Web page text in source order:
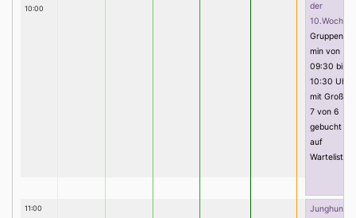
der
10.Woche
Gruppenter
min von
09:30 bis
10:30 Uhr
mit Groß,
7 von 6
gebucht (2
auf
Warteliste)
10:00
11:00